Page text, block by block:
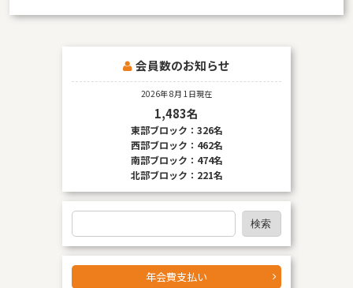
当該国の個人情報保護制度に関する情報
なお、個人情報保護委員会のホームページ
https://www.ppc.go.jp/）では、各国における個人情報
保護制度に関する情報について掲載されています。 お客様
が未成年の場合、親権者または後見人の承諾を得た上で、
本サービスを利用するものとします。
会員数のお知らせ
2026年 8月 1日現在
1,483名
東部ブロック：326名
西部ブロック：462名
南部ブロック：474名
北部ブロック：221名
検
索
検索
年会費支払い